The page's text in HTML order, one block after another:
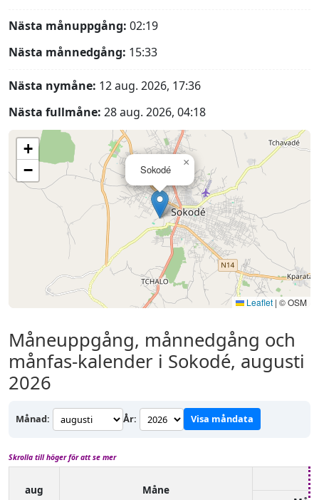
Nästa månuppgång: 02:19
Nästa månnedgång: 15:33
Nästa nymåne: 12 aug. 2026, 17:36
Nästa fullmåne: 28 aug. 2026, 04:18
Sokodé
×
+
−
Leaflet | © OSM
Måneuppgång, månnedgång och
månfas-kalender i Sokodé, augusti
2026
Månad: År: Visa måndata
Skrolla till höger för att se mer
aug
Måne